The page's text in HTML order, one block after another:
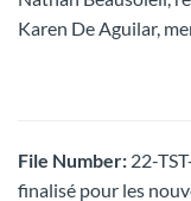
Karen De Aguilar,
File Number: 22-
finalisé pour les